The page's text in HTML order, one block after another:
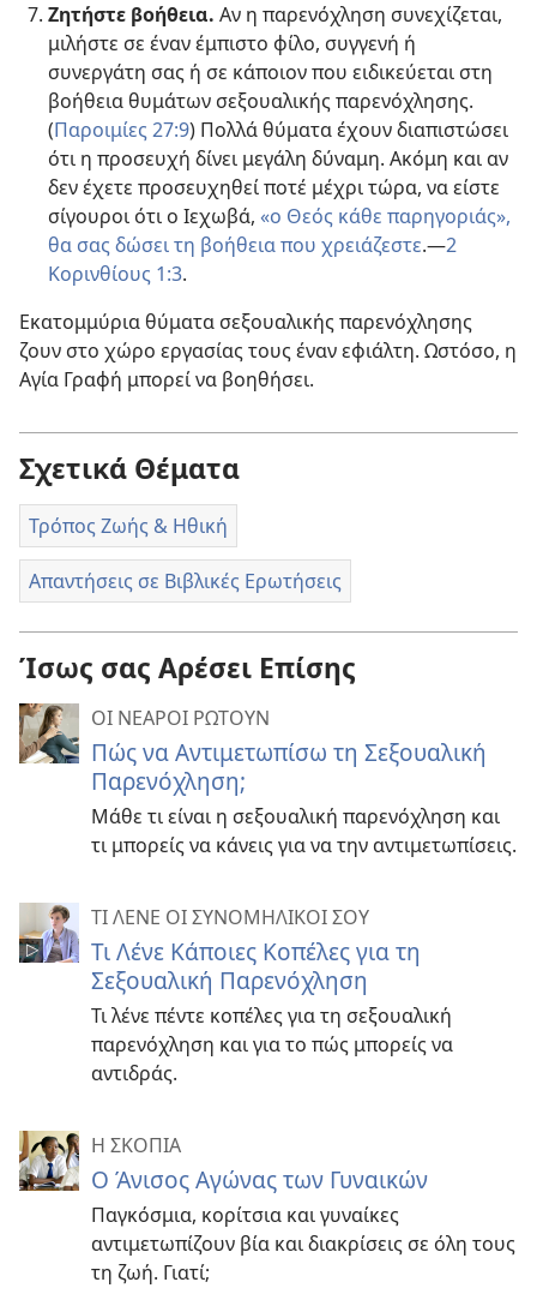
Ζητήστε βοήθεια. Αν η παρενόχληση συνεχίζεται,
μιλήστε σε έναν έμπιστο φίλο, συγγενή ή
συνεργάτη σας ή σε κάποιον που ειδικεύεται στη
βοήθεια θυμάτων σεξουαλικής παρενόχλησης.
(Παροιμίες 27:9) Πολλά θύματα έχουν διαπιστώσει
ότι η προσευχή δίνει μεγάλη δύναμη. Ακόμη και αν
δεν έχετε προσευχηθεί ποτέ μέχρι τώρα, να είστε
σίγουροι ότι ο Ιεχωβά, «ο Θεός κάθε παρηγοριάς»,
θα σας δώσει τη βοήθεια που χρειάζεστε.—2
Κορινθίους 1:3.
Εκατομμύρια θύματα σεξουαλικής παρενόχλησης
ζουν στο χώρο εργασίας τους έναν εφιάλτη. Ωστόσο, η
Αγία Γραφή μπορεί να βοηθήσει.
Σχετικά Θέματα
Τρόπος Ζωής & Ηθική
Απαντήσεις σε Βιβλικές Ερωτήσεις
Ίσως σας Αρέσει Επίσης
ΟΙ ΝΕΑΡΟΙ ΡΩΤΟΥΝ
Πώς να Αντιμετωπίσω τη Σεξουαλική
Παρενόχληση;
Μάθε τι είναι η σεξουαλική παρενόχληση και
τι μπορείς να κάνεις για να την αντιμετωπίσεις.
ΤΙ ΛΕΝΕ ΟΙ ΣΥΝΟΜΗΛΙΚΟΙ ΣΟΥ
Τι Λένε Κάποιες Κοπέλες για τη
Σεξουαλική Παρενόχληση
Τι λένε πέντε κοπέλες για τη σεξουαλική
παρενόχληση και για το πώς μπορείς να
αντιδράς.
Η ΣΚΟΠΙΑ
Ο Άνισος Αγώνας των Γυναικών
Παγκόσμια, κορίτσια και γυναίκες
αντιμετωπίζουν βία και διακρίσεις σε όλη τους
τη ζωή. Γιατί;